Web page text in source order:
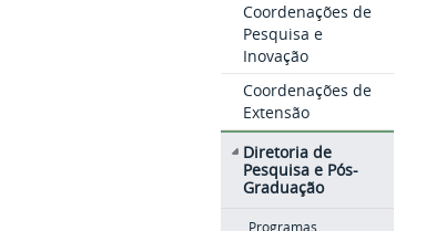
Coordenações de
Pesquisa e
Inovação
Coordenações de
Extensão
Diretoria de
Pesquisa e Pós-
Graduação
Programas